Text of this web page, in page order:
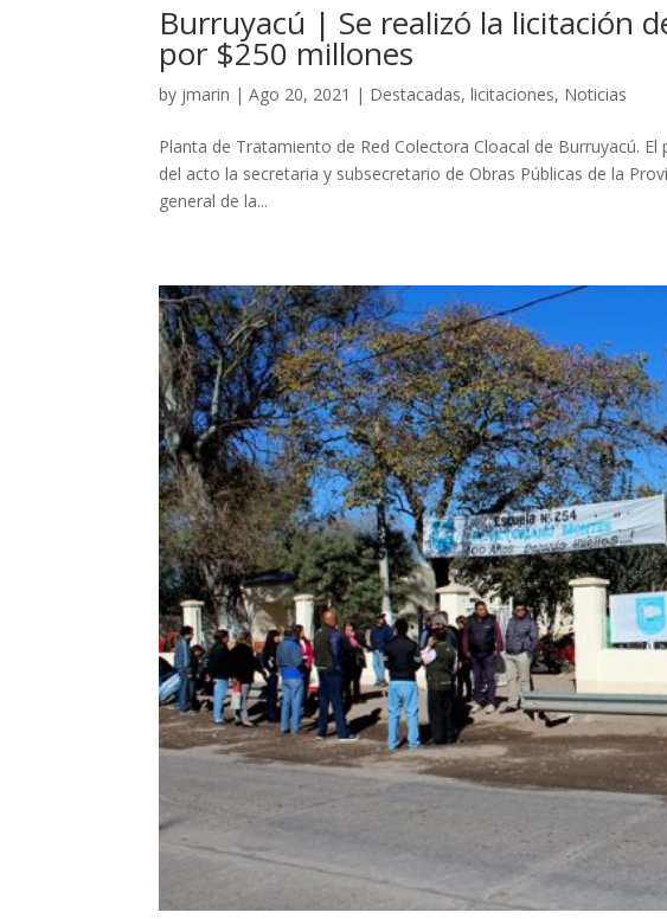
Burruyacú | Se realizó la licitación
por $250 millones
by jmarin |Ago 20, 2021 | Destacadas,licitaciones, Noticias
Planta de Tratamiento de Red Colectora Cloacal de Burruyacú.
del acto la secretaria y subsecretario de Obras Públicas de la
general de la...